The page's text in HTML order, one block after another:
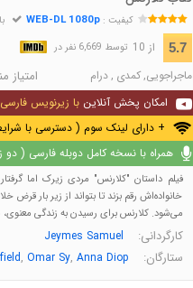
کیفیت :WEB-DL 1080p
5.7 از 10 توسط 6,669 نفر در
ماجراجویی,کمدی ,درام امتیاز
امکان پخش آنلاین با زیرنویس فارسی
+ دارای لینک سوم ( دسترسی با
همراه با نسخه کامل دوبله فارسی ( دو
فیلم داستان "کلارنس" مردی زیرک اما
خانواده‌اش رقم بزند تا بتواند از زیر بار
می‌شود. کلارنس برای رسیدن به زندگی معنوی،
کارگردانی: Jeymes Samuel
ستارگان: , Omar Sy, Anna Diop